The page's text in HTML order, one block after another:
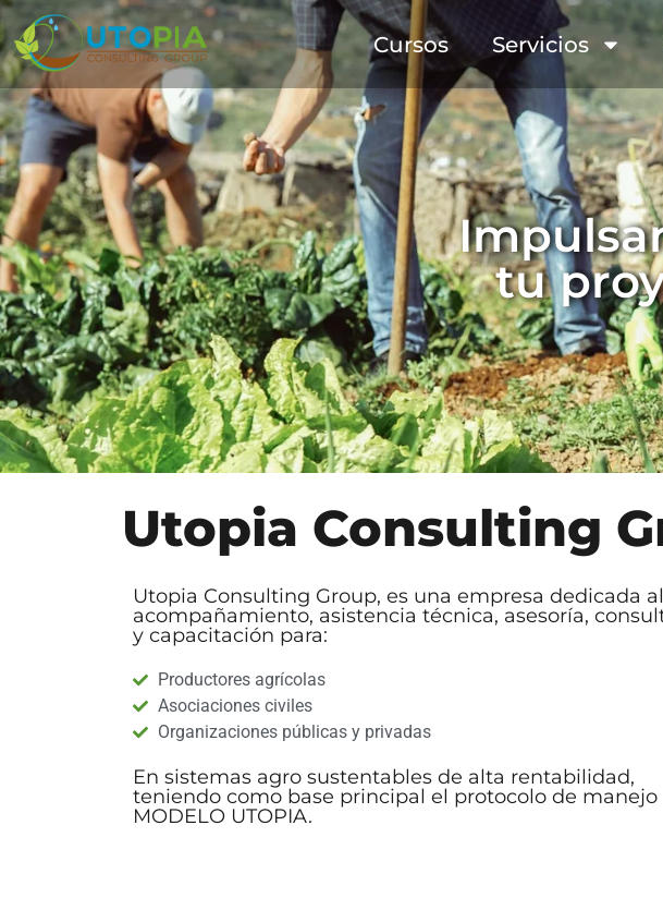
Cursos Servicios
tu
Utopia Consulting
Utopia Consulting Group, es una empresa dedicada al
acompañamiento, asistencia técnica, asesoría,
y capacitación para:
Productores agrícolas
Asociaciones civiles
Organizaciones públicas y privadas
En sistemas agro sustentables de alta rentabilidad,
teniendo como base principal el protocolo de manejo
MODELO UTOPIA.